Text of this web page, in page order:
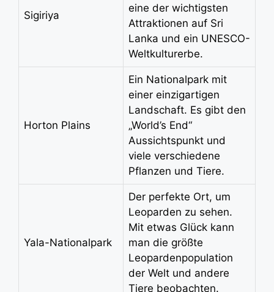
Sigiriya
eine der wichtigsten
Attraktionen auf Sri
Lanka und ein UNESCO-
Weltkulturerbe.
Horton Plains
Ein Nationalpark mit
einer einzigartigen
Landschaft. Es gibt den
„World’s End“
Aussichtspunkt und
viele verschiedene
Pflanzen und Tiere.
Yala-Nationalpark
Der perfekte Ort, um
Leoparden zu sehen.
Mit etwas Glück kann
man die größte
Leopardenpopulation
der Welt und andere
Tiere beobachten.